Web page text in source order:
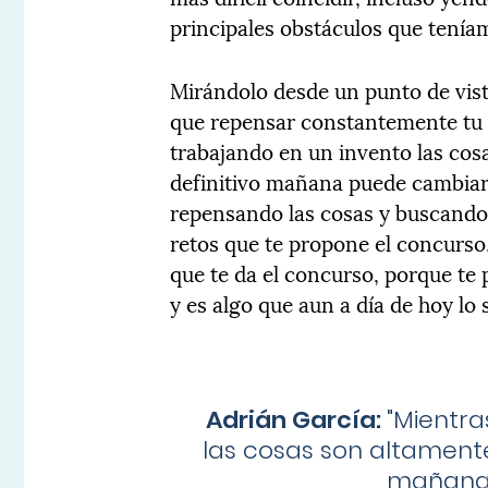
principales obstáculos que
Mirándolo desde un punto de
que repensar constantemente
trabajando en un invento las
definitivo mañana puede
repensando las cosas y
retos que te propone el
que te da el concurso, porque
y es algo que aun a día de hoy
Adrián García:"
las cosas son